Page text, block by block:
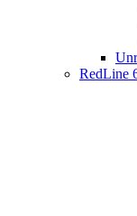
RedLine